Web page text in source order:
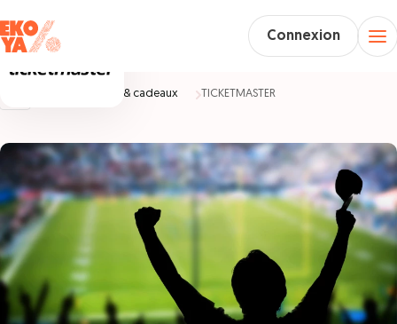
Connexion
Loisirs & cadeaux TICKETMASTER